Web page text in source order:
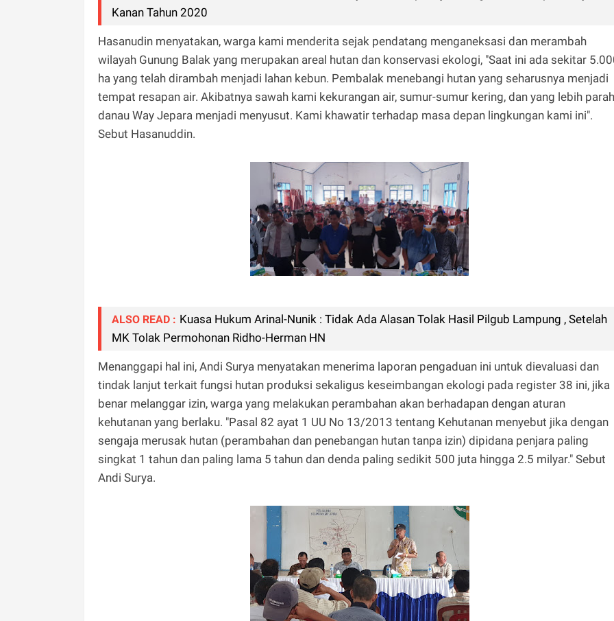
Kanan Tahun 2020
Hasanudin menyatakan, warga kami menderita sejak pendatang menganeksasi dan merambah
wilayah Gunung Balak yang merupakan areal hutan dan konservasi ekologi, "Saat ini ada sekitar
ha yang telah dirambah menjadi lahan kebun. Pembalak menebangi hutan yang seharusnya menjadi
tempat resapan air. Akibatnya sawah kami kekurangan air, sumur-sumur kering, dan yang lebih parah
danau Way Jepara menjadi menyusut. Kami khawatir terhadap masa depan lingkungan kami ini".
Sebut Hasanuddin.
ALSO READ : Kuasa Hukum Arinal-Nunik : Tidak Ada Alasan Tolak Hasil Pilgub Lampung , Setelah
MK Tolak Permohonan Ridho-Herman HN
Menanggapi hal ini, Andi Surya menyatakan menerima laporan pengaduan ini untuk dievaluasi dan
tindak lanjut terkait fungsi hutan produksi sekaligus keseimbangan ekologi pada register 38 ini, jika
benar melanggar izin, warga yang melakukan perambahan akan berhadapan dengan aturan
kehutanan yang berlaku. "Pasal 82 ayat 1 UU No 13/2013 tentang Kehutanan menyebut jika dengan
sengaja merusak hutan (perambahan dan penebangan hutan tanpa izin) dipidana penjara paling
singkat 1 tahun dan paling lama 5 tahun dan denda paling sedikit 500 juta hingga 2.5 milyar." Sebut
Andi Surya.